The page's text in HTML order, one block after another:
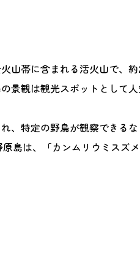
山帯に含まれる活火山で、
景観は観光スポットとして人
、特定の野鳥が観察できるな
島は、「カンムリウミスズ